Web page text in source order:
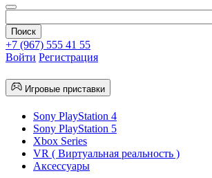
+7 (967) 555 41 55
Войти Регистрация
Игровые приставки
Sony PlayStation 4
Sony PlayStation 5
Xbox Series
VR ( Виртуальная реальность )
Аксессуары